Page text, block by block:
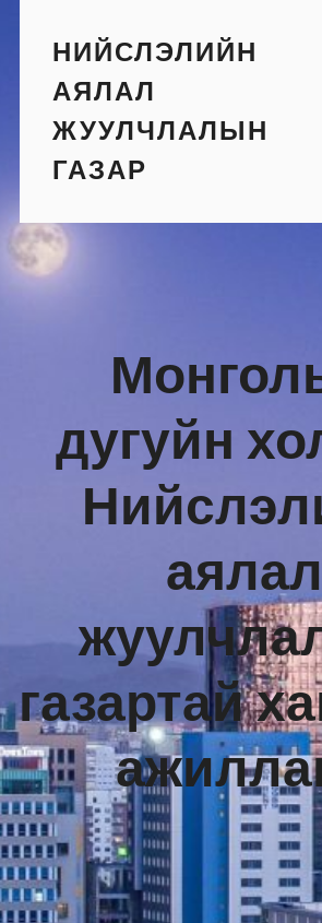
contentНИЙСЛЭЛИЙН
АЯЛАЛ
ЖУУЛЧЛАЛЫН
ГАЗАР
дугуйн
аялал
газартай